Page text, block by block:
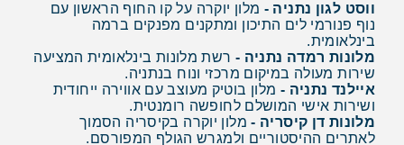
ווסט לגון נתניה - מלון יוקרה על קו החוף הראשון עם
נוף פנורמי לים התיכון ומתקנים מפנקים ברמה
בינלאומית.
מלונות רמדה נתניה - רשת מלונות בינלאומית המציעה
שירות מעולה במיקום מרכזי ונוח בנתניה.
איילנד נתניה - מלון בוטיק מעוצב עם אווירה ייחודית
ושירות אישי המושלם לחופשה רומנטית.
מלונות דן קיסריה -מלון יוקרה בקיסריה הסמוך
לאתרים ההיסטוריים ולמגרש הגולף המפורסם.